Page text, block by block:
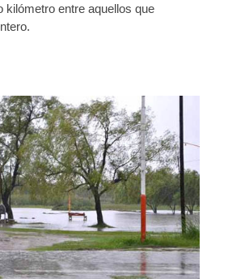
kilómetro entre aquellos que